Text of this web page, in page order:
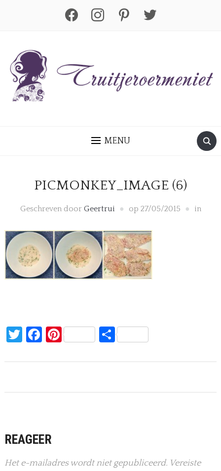
facebook instagram pinterest twitter
MENU
PICMONKEY_IMAGE (6)
Geschreven door Geertrui op 27/05/2015 in
Twitter
Facebook
PinterestDelen
REAGEER
Het e-mailadres wordt niet gepubliceerd. Vereiste